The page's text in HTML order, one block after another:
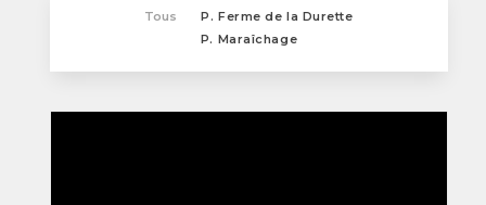
Tous
P. Ferme de la Durette
P. Maraîchage